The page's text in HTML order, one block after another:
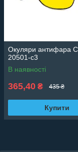
Окуляри антифара
20501-c3
В наявності
365,40 ₴ 435 ₴
Купити